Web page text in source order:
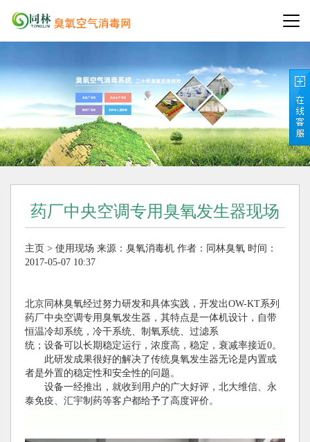
药厂中央空调专用臭氧发生器现场
主页 > 使用现场 来源： 臭氧消毒机 作者：同林臭氧 时间：
2017-05-07 10:37
北京同林臭氧经过努力研发和具体实践，开发出OW-KT系列
药厂中央空调专用臭氧发生器，其特点是一体机设计，自带
恒温冷却系统，冷干系统、制氧系统、过滤系
统；设备可以长期稳定运行，浓度高，稳定，衰减率接近0。
此研发成果很好的解决了传统臭氧发生器无论是内置或
者是外置的稳定性和安全性的问题。
设备一经推出，就收到用户的广大好评，北大维信、永
泰免疫、汇宇制药等客户都给予了高度评价。